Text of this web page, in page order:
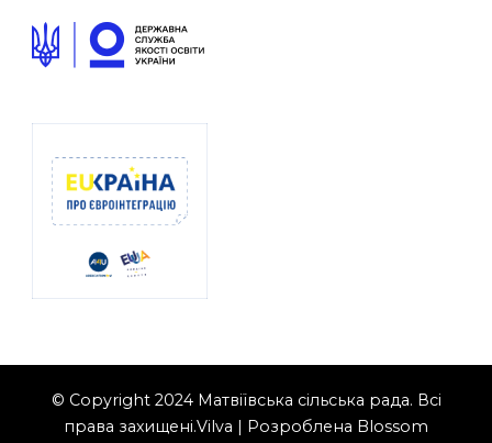
© Copyright 2024 Матвіївська сільська рада. Всі
права захищені.Vilva | Розроблена Blossom